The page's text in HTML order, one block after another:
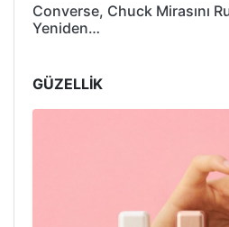
Converse, Chuck Mirasını
Yeniden…
GÜZELLİK